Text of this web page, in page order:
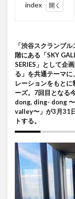
index
1
「渋谷
ルスクエ
ア」の展望
施設
「SHIBUYA
SKY」の46
階にある
「SKY
GALLERY」
では、
「SKY
GALLERY
SERIES」と
して企画展
が定期的に
開催されて
いる。「視
点を拡げ
「渋谷スクランブ
階にある「SKY
SERIES」として企
る」を共通テーマ
レーションをもと
ーズ。7回目となる
dong, ding- dong
valley〜」が3月31
トする。